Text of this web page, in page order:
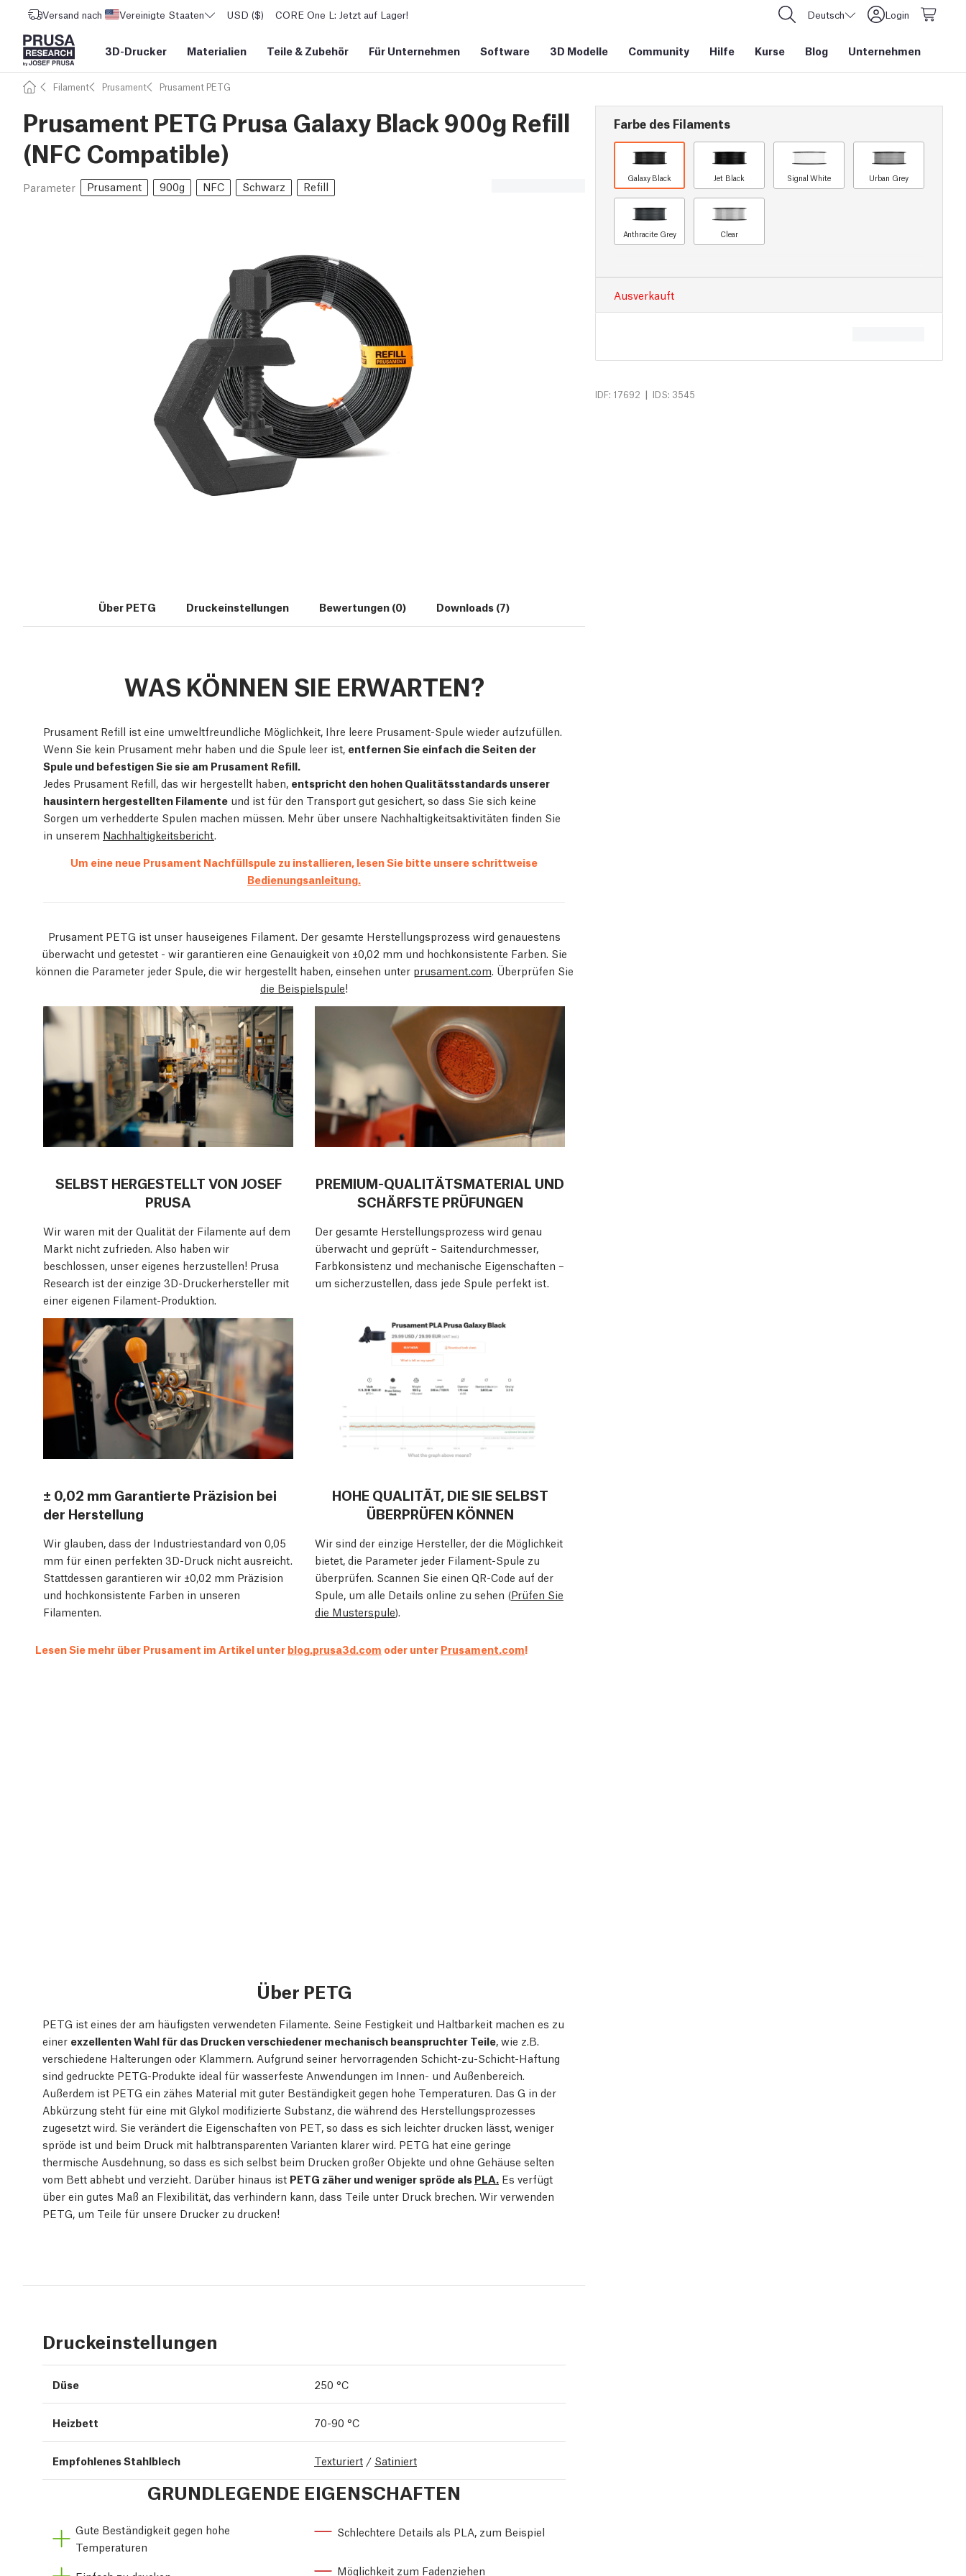
Versand nach Vereinigte Staaten USD ($) CORE One L: Jetzt auf Lager! Deutsch Login
3D-Drucker Materialien Teile & Zubehör Für Unternehmen Software 3D Modelle Community Hilfe Kurse Blog Unternehmen
Filament Prusament Prusament PETG
Prusament PETG Prusa Galaxy Black 900g Refill
(NFC Compatible)
Parameter Prusament 900g NFC Schwarz Refill
Farbe des Filaments
Galaxy Black Jet Black Signal White Urban Grey
Anthracite Grey Clear
Ausverkauft
IDF: 17692 | IDS: 3545
Über PETG Druckeinstellungen Bewertungen (0) Downloads (7)
WAS KÖNNEN SIE ERWARTEN?
Prusament Refill ist eine umweltfreundliche Möglichkeit, Ihre leere Prusament-Spule wieder aufzufüllen.
Wenn Sie kein Prusament mehr haben und die Spule leer ist, entfernen Sie einfach die Seiten der
Spule und befestigen Sie sie am Prusament Refill.
Jedes Prusament Refill, das wir hergestellt haben, entspricht den hohen Qualitätsstandards unserer
hausintern hergestellten Filamente und ist für den Transport gut gesichert, so dass Sie sich keine
Sorgen um verhedderte Spulen machen müssen. Mehr über unsere Nachhaltigkeitsaktivitäten finden Sie
in unserem Nachhaltigkeitsbericht.
Um eine neue Prusament Nachfüllspule zu installieren, lesen Sie bitte unsere schrittweise
Bedienungsanleitung.
Prusament PETG ist unser hauseigenes Filament. Der gesamte Herstellungsprozess wird genauestens
überwacht und getestet - wir garantieren eine Genauigkeit von ±0,02 mm und hochkonsistente Farben. Sie
können die Parameter jeder Spule, die wir hergestellt haben, einsehen unter prusament.com. Überprüfen Sie
die Beispielspule!
SELBST HERGESTELLT VON JOSEF
PRUSA
Wir waren mit der Qualität der Filamente auf dem
Markt nicht zufrieden. Also haben wir
beschlossen, unser eigenes herzustellen! Prusa
Research ist der einzige 3D-Druckerhersteller mit
einer eigenen Filament-Produktion.
PREMIUM-QUALITÄTSMATERIAL UND
SCHÄRFSTE PRÜFUNGEN
Der gesamte Herstellungsprozess wird genau
überwacht und geprüft – Saitendurchmesser,
Farbkonsistenz und mechanische Eigenschaften –
um sicherzustellen, dass jede Spule perfekt ist.
± 0,02 mm Garantierte Präzision bei
der Herstellung
Wir glauben, dass der Industriestandard von 0,05
mm für einen perfekten 3D-Druck nicht ausreicht.
Stattdessen garantieren wir ±0,02 mm Präzision
und hochkonsistente Farben in unseren
Filamenten.
HOHE QUALITÄT, DIE SIE SELBST
ÜBERPRÜFEN KÖNNEN
Wir sind der einzige Hersteller, der die Möglichkeit
bietet, die Parameter jeder Filament-Spule zu
überprüfen. Scannen Sie einen QR-Code auf der
Spule, um alle Details online zu sehen (Prüfen Sie
die Musterspule).
Lesen Sie mehr über Prusament im Artikel unter blog.prusa3d.com oder unter Prusament.com!
Über PETG
PETG ist eines der am häufigsten verwendeten Filamente. Seine Festigkeit und Haltbarkeit machen es zu
einer exzellenten Wahl für das Drucken verschiedener mechanisch beanspruchter Teile , wie z.B.
verschiedene Halterungen oder Klammern. Aufgrund seiner hervorragenden Schicht-zu-Schicht-Haftung
sind gedruckte PETG-Produkte ideal für wasserfeste Anwendungen im Innen- und Außenbereich.
Außerdem ist PETG ein zähes Material mit guter Beständigkeit gegen hohe Temperaturen. Das G in der
Abkürzung steht für eine mit Glykol modifizierte Substanz, die während des Herstellungsprozesses
zugesetzt wird. Sie verändert die Eigenschaften von PET, so dass es sich leichter drucken lässt, weniger
spröde ist und beim Druck mit halbtransparenten Varianten klarer wird. PETG hat eine geringe
thermische Ausdehnung, so dass es sich selbst beim Drucken großer Objekte und ohne Gehäuse selten
vom Bett abhebt und verzieht. Darüber hinaus ist PETG zäher und weniger spröde als PLA. Es verfügt
über ein gutes Maß an Flexibilität, das verhindern kann, dass Teile unter Druck brechen. Wir verwenden
PETG, um Teile für unsere Drucker zu drucken!
Druckeinstellungen
Düse 250 °C
Heizbett 70-90 °C
Empfohlenes Stahlblech Texturiert / Satiniert
GRUNDLEGENDE EIGENSCHAFTEN
Gute Beständigkeit gegen hohe
Temperaturen
Schlechtere Details als PLA, zum Beispiel
Möglichkeit zum Fadenziehen